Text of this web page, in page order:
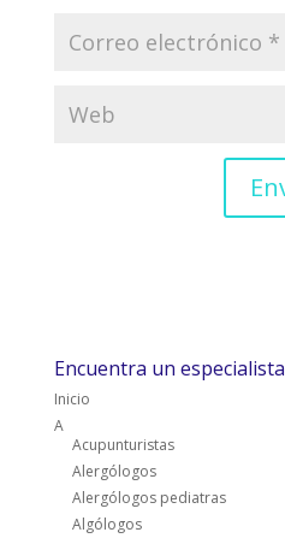
Encuentra un especialista
Inicio
A
Acupunturistas
Alergólogos
Alergólogos pediatras
Algólogos